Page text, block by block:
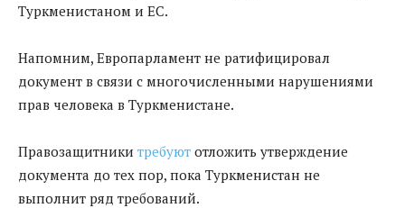
Туркменистаном и ЕС.
Напомним, Европарламент не ратифицировал
документ в связи с многочисленными нарушениями
прав человека в Туркменистане.
Правозащитники требуют отложить утверждение
документа до тех пор, пока Туркменистан не
выполнит ряд требований.